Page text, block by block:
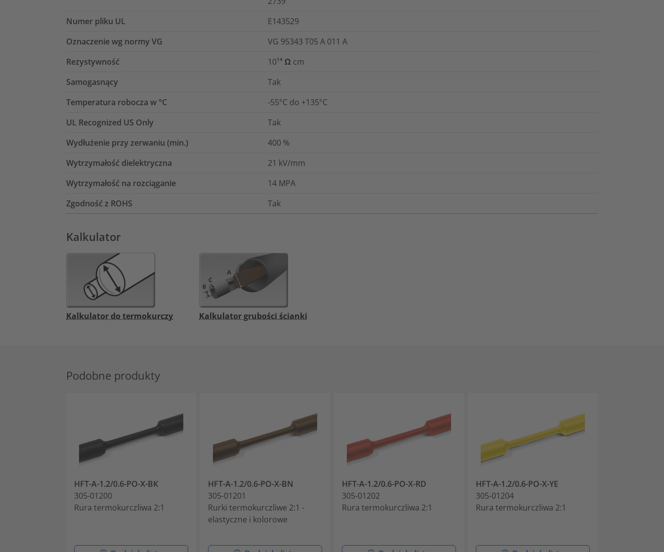
Numer pliku UL
E143529
Oznaczenie wg normy VG
VG 95343 T05 A 011 A
Rezystywność
10¹⁴ Ω cm
Samogasnący
Tak
Temperatura robocza w °C
-55°C do +135°C
UL Recognized US Only
Tak
Wydłużenie przy zerwaniu (min.)
400 %
Wytrzymałość dielektryczna
21 kV/mm
Wytrzymałość na rozciąganie
14 MPA
Zgodność z ROHS
Tak
Kalkulator
Kalkulator do termokurczy Kalkulator grubości ścianki
Podobne produkty
HFT-A-1.2/0.6-PO-X-BK
305-01200
Rura termokurczliwa 2:1
HFT-A-1.2/0.6-PO-X-BN
305-01201
Rurki termokurczliwe 2:1 -
elastyczne i kolorowe
HFT-A-1.2/0.6-PO-X-RD
305-01202
Rura termokurczliwa 2:1
HFT-A-1.2/0.6-PO-X-YE
305-01204
Rura termokurczliwa 2:1